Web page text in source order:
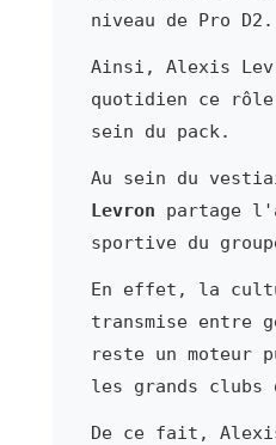
niveau de Pro D2.
Ainsi, Alexis
quotidien ce
sein du pack.
Au sein du
Levron partage
sportive du
En effet, la
transmise entre
reste un moteur
les grands clubs
De ce fait,